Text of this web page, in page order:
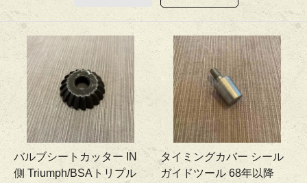
バルブシートカッター IN
側 Triumph/BSAトリプル
タイミングカバー シール
ガイドツール 68年以降